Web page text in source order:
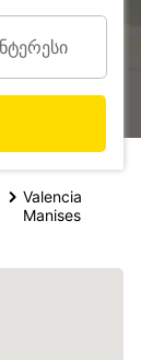
Valencia
Manises